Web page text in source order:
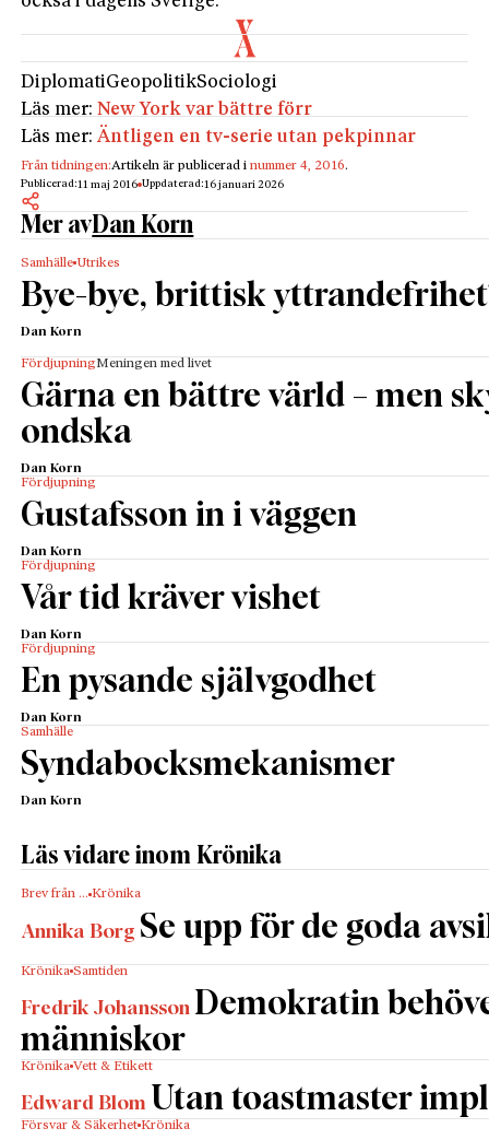
DiplomatiGeopolitikSociologi
Läs mer:New York var bättre förr
Läs mer:Äntligen en tv-serie utan pekpinnar
Från tidningen:Artikeln är publicerad inummer 4, 2016.
Publicerad:11 maj 2016 Uppdaterad:16 januari 2026
Mer avDan Korn
Samhälle Utrikes
Bye-bye, brittisk
Dan Korn
FördjupningMeningen med livet
Gärna en bättre värld – men
ondska
Dan Korn
Fördjupning
Gustafsson in i väggen
Dan Korn
Fördjupning
Vår tid kräver vishet
Dan Korn
Fördjupning
En pysande självgodhet
Dan Korn
Samhälle
Syndabocksmekanismer
Dan Korn
Läs vidare inom Krönika
Brev från … Krönika
Annika Borg Se upp för de goda
Krönika Samtiden
Fredrik Johansson Demokratin
människor
Krönika Vett & Etikett
Edward Blom Utan toastmaster
Försvar & Säkerhet Krönika